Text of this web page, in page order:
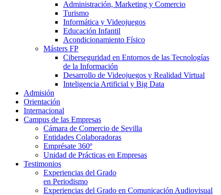
Administración, Marketing y Comercio
Turismo
Informática y Videojuegos
Educación Infantil
Acondicionamiento Físico
Másters FP
Ciberseguridad en Entornos de las Tecnologías
de la Información
Desarrollo de Videojuegos y Realidad Virtual
Inteligencia Artificial y Big Data
Admisión
Orientación
Internacional
Campus de las Empresas
Cámara de Comercio de Sevilla
Entidades Colaboradoras
Emprésate 360º
Unidad de Prácticas en Empresas
Testimonios
Experiencias del Grado
en Periodismo
Experiencias del Grado en Comunicación Audiovisual